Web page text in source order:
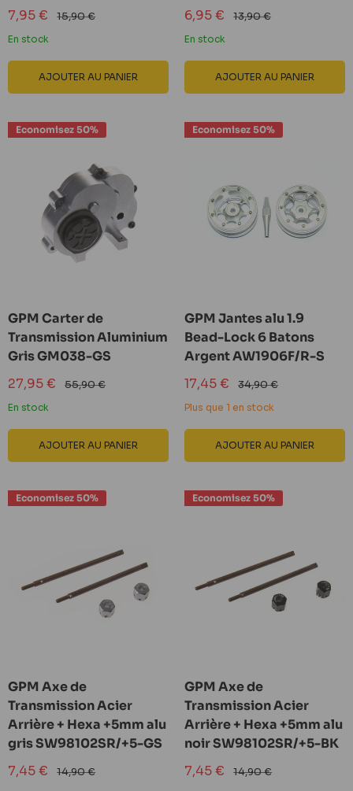
Prix
réduit
7,95 € Prix
normal
15,90 €
En stock
AJOUTER AU PANIER
Prix
réduit
6,95 € Prix
normal
13,90 €
En stock
AJOUTER AU PANIER
Economisez 50%
GPM Carter de
Transmission Aluminium
Gris GM038-GS
Prix
réduit
27,95 € Prix
normal
55,90 €
En stock
AJOUTER AU PANIER
Economisez 50%
GPM Jantes alu 1.9
Bead-Lock 6 Batons
Argent AW1906F/R-S
Prix
réduit
17,45 € Prix
normal
34,90 €
Plus que 1 en stock
AJOUTER AU PANIER
Economisez 50%
GPM Axe de
Transmission Acier
Arrière + Hexa +5mm alu
gris SW98102SR/+5-GS
Prix
réduit
7,45 € Prix
normal
14,90 €
Economisez 50%
GPM Axe de
Transmission Acier
Arrière + Hexa +5mm alu
noir SW98102SR/+5-BK
Prix
réduit
7,45 € Prix
normal
14,90 €